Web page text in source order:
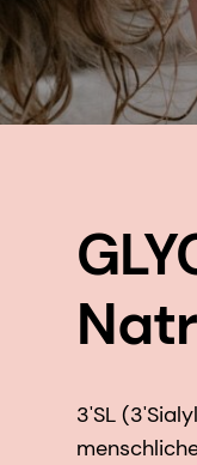
3'SL